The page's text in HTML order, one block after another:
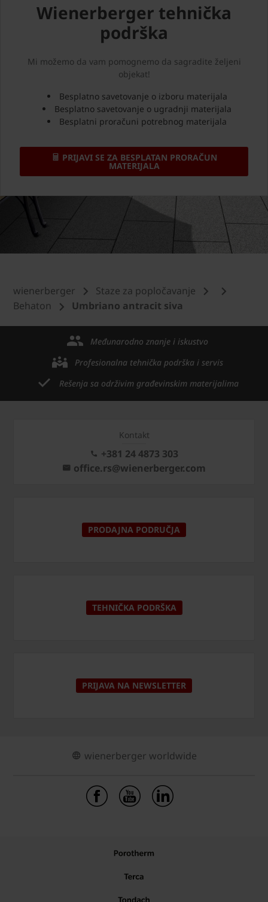
Wienerberger tehnička
podrška
Mi možemo da vam pomognemo da sagradite željeni
objekat!
Besplatno savetovanje o izboru materijala
Besplatno savetovanje o ugradnji materijala
Besplatni proračuni potrebnog materijala
PRIJAVI SE ZA BESPLATAN PRORAČUN
MATERIJALA
wienerberger
Staze za popločavanje
Behaton
Umbriano antracit siva
Međunarodno znanje i iskustvo
Profesionalna tehnička podrška i servis
Rešenja sa održivim građevinskim materijalima
Kontakt
+381 24 4873 303
office.rs@wienerberger.com
PRODAJNA PODRUČJA
TEHNIČKA PODRŠKA
PRIJAVA NA NEWSLETTER
wienerberger worldwide